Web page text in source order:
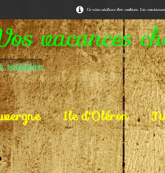
Ce site utilise des cookies. En
vacances
satisfaire.
Ile d'Oléron